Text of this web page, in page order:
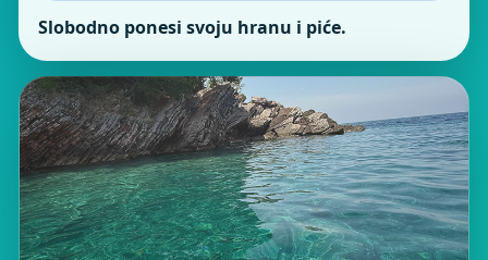
Slobodno ponesi svoju hranu i piće.